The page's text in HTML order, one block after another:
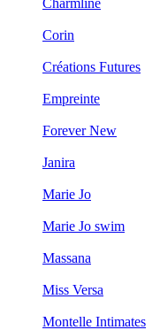
Corin
Créations Futures
Empreinte
Forever New
Janira
Marie Jo
Marie Jo swim
Massana
Miss Versa
Montelle Intimates